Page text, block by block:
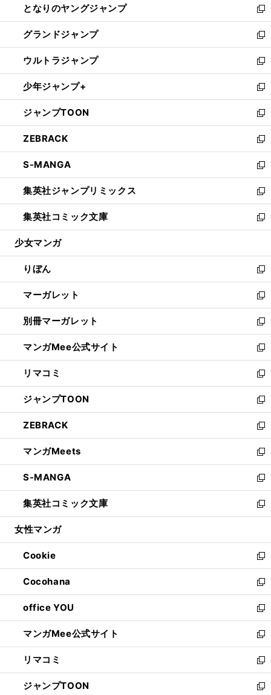
く
ド
ウ
で
開
く
ィ
ン
ド
ウ
で
開
く
い
ウ
ィ
ン
ド
ウ
で
開
く
となりのヤングジャンプ
新
し
い
ウ
ィ
ン
ド
ウ
で
開
く
グランドジャンプ
新
し
い
ウ
ィ
ン
ド
ウ
で
開
く
ウルトラジャンプ
新
し
い
ウ
ィ
ン
ド
ウ
で
開
く
少年ジャンプ+
新
し
い
ウ
ィ
ン
ド
ウ
で
開
く
ジャンプTOON
新
し
い
ウ
ィ
ン
ド
ウ
で
開
ZEBRACK
新
し
い
ウ
ィ
ン
ド
ウ
開
く
S-MANGA
新
し
い
ウ
ィ
ン
ウ
で
開
く
集英社ジャンプリミックス
新
し
い
ウ
ン
ド
ウ
で
開
く
集英社コミック文庫
新
し
ウ
ィ
ン
ド
ウ
で
開
く
少女マンガ
りぼん
新
し
い
ウ
ィ
ン
ド
ウ
で
開
く
マーガレット
新
し
い
ウ
ィ
ン
ド
ウ
で
開
く
別冊マーガレット
新
し
い
ウ
ィ
ン
ド
ウ
で
開
く
マンガMee公式サイト
新
し
い
ウ
ィ
ン
ド
ウ
で
開
く
リマコミ
新
し
い
ウ
ィ
ン
ド
ウ
で
開
く
ジャンプTOON
新
し
い
ウ
ィ
ン
ド
ウ
で
開
ZEBRACK
新
し
い
ウ
ィ
ン
ド
ウ
開
く
マンガMeets
新
し
い
ウ
ィ
ン
ウ
で
開
く
S-MANGA
新
し
い
ウ
ン
ド
ウ
で
開
く
集英社コミック文庫
新
し
ウ
ィ
ン
ド
ウ
で
開
く
女性マンガ
Cookie
新
し
い
ウ
ィ
ン
ド
ウ
で
開
く
Cocohana
新
し
い
ウ
ィ
ン
ド
ウ
で
office YOU
新
し
い
ウ
ィ
ン
ド
マンガMee公式サイト
新
し
い
ウ
ィ
リマコミ
新
し
い
ジャンプTOON 新